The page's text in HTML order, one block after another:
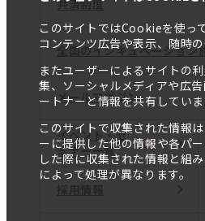
このサイトではCookieを使っ
コンテンツ広告や表示、随時の
またユーザーによるサイトの
集、ソーシャルメディアや広
ートナーと情報を共有していま
このサイトで収集された情報
ーに提供した他の情報や各パ
した際に収集された情報と組
によって処理が異なります。
共済制度
全国のインキュベーション
メールマガジン
イベント・セ
ミナー一覧